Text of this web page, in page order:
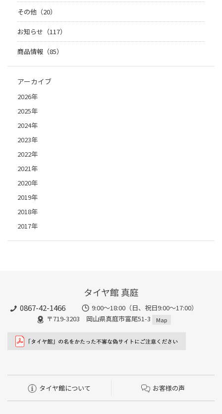
その他（20）
お知らせ（117）
商品情報（85）
アーカイブ
2026年
2025年
2024年
2023年
2022年
2021年
2020年
2019年
2018年
2017年
タイヤ館 真庭
0867-42-1466
9:00～18:00（日、祝日9:00～17:00）
〒719-3203 岡山県真庭市富尾51-3
Map
タイヤ館について お客様の声